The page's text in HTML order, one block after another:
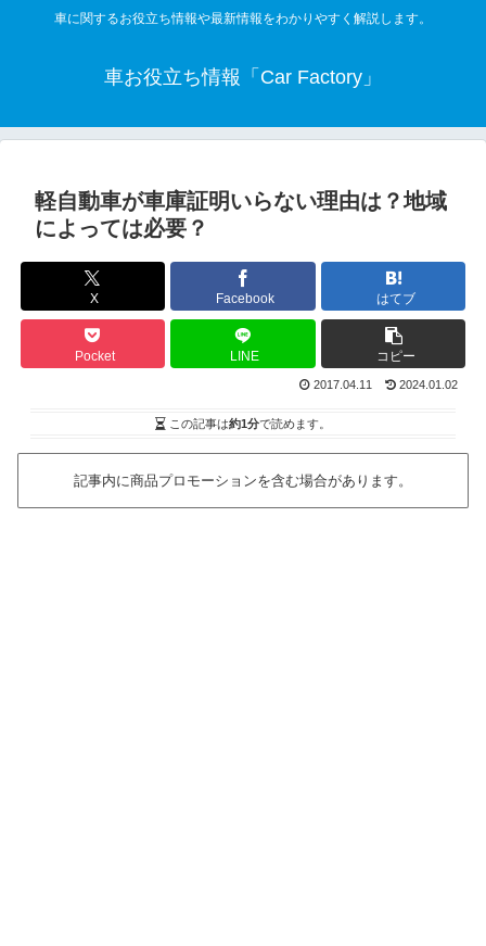
車に関するお役立ち情報や最新情報をわかりやすく解説します。
車お役立ち情報「Car Factory」
軽自動車が車庫証明いらない理由は？地域
によっては必要？
X Facebook はてブ
Pocket LINE コピー
2017.04.11 2024.01.02
この記事は約1分で読めます。
記事内に商品プロモーションを含む場合があります。